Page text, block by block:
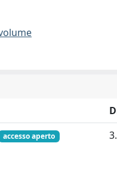
accesso aperto